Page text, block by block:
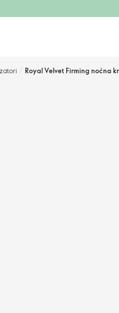
/ Royal Velvet Firming noćna